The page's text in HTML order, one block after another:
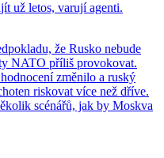
už letos, varují agenti.
že Rusko nebude
NATO příliš provokovat.
změnilo a ruský
riskovat více než dříve.
scénářů, jak by Moskva